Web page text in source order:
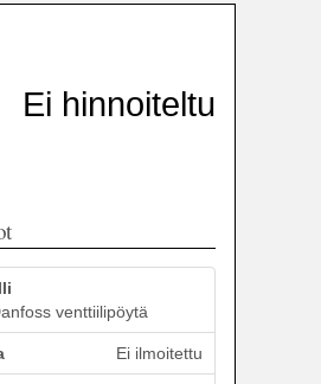
Ei hinnoiteltu
venttiilipöytä
Ei ilmoitettu